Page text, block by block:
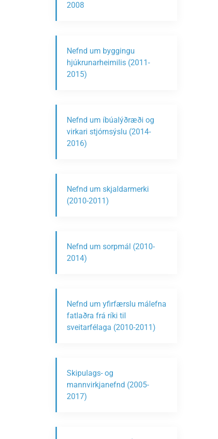
2008
Nefnd um byggingu
hjúkrunarheimilis (2011-
2015)
Nefnd um íbúalýðræði og
virkari stjórnsýslu (2014-
2016)
Nefnd um skjaldarmerki
(2010-2011)
Nefnd um sorpmál (2010-
2014)
Nefnd um yfirfærslu málefna
fatlaðra frá ríki til
sveitarfélaga (2010-2011)
Skipulags- og
mannvirkjanefnd (2005-
2017)